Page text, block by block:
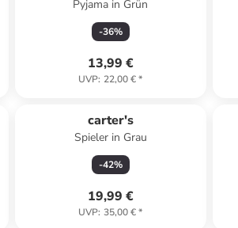
Pyjama in Grün
-36%
13,99 €
UVP: 22,00 €*
carter's
Spieler in Grau
-42%
19,99 €
UVP: 35,00 €*